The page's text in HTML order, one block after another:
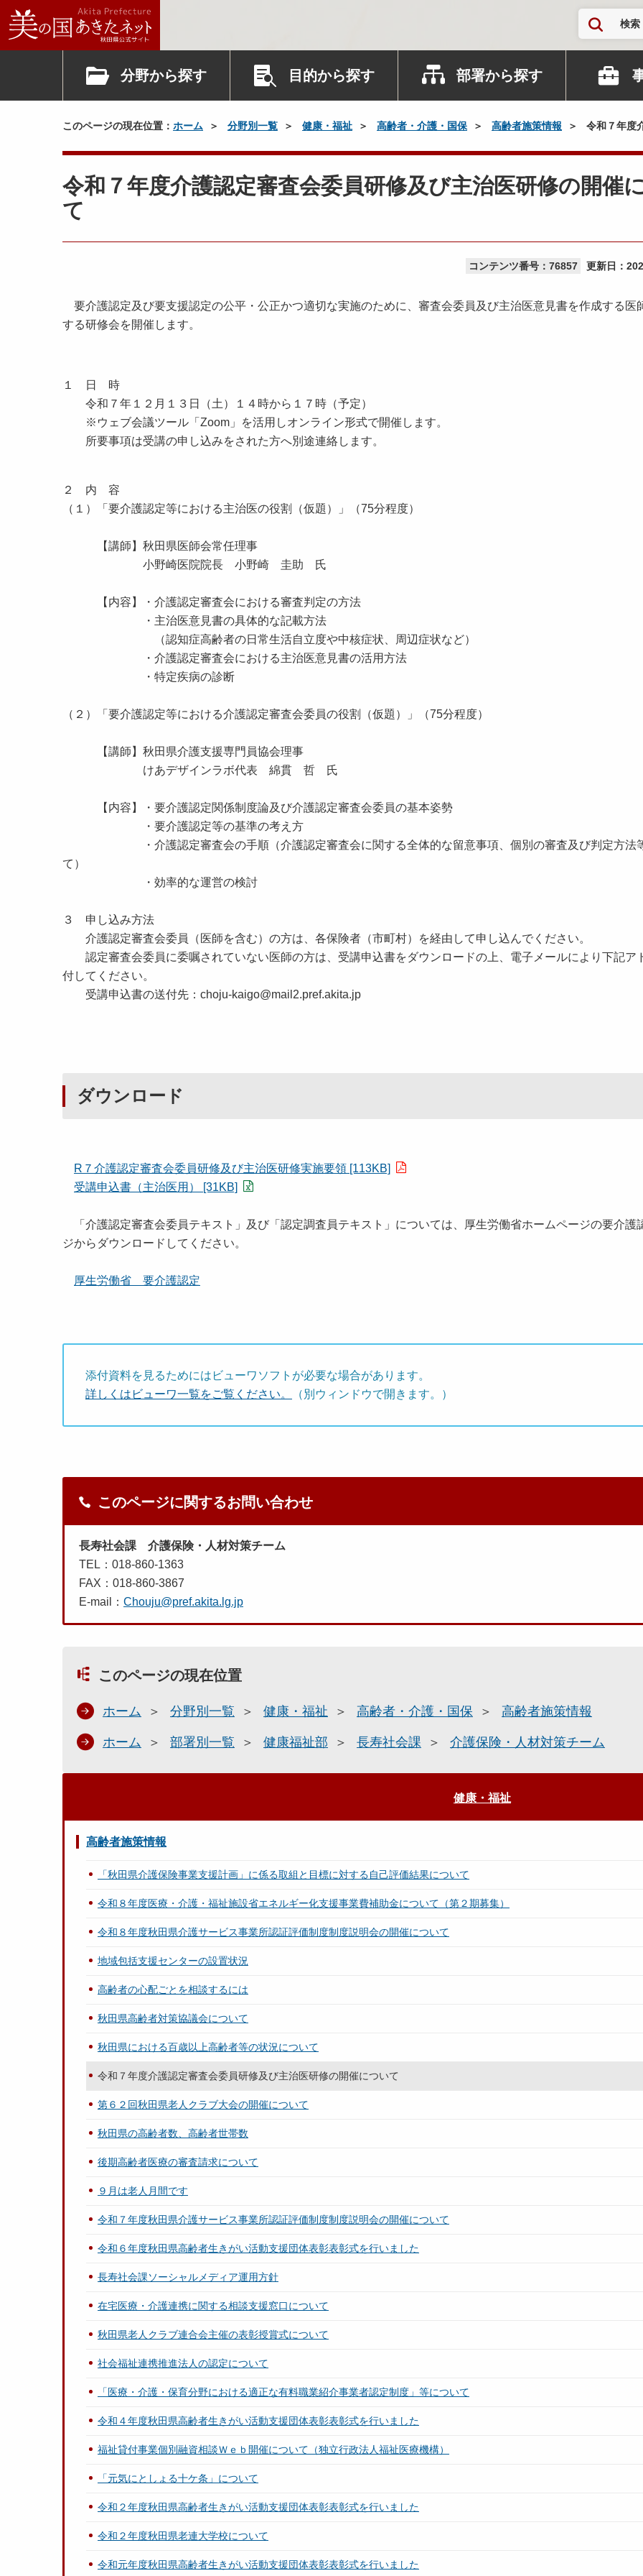
検索
分野から探す 目的から探す 部署から探す
このページの現在位置： ホーム 分野別一覧 健康・福祉 高齢者・介護・国保 高齢者施策情報 令和７年度
令和７年度介護認定審査会委員研修及び主治医研修の開催
て
コンテンツ番号：76857 更新日：
要介護認定及び要支援認定の公平・公正かつ適切な実施のために、審査会委員及び主治医意見書を作成する医
する研修会を開催します。
１ 日 時
令和７年１２月１３日（土）１４時から１７時（予定）
※ウェブ会議ツール「Zoom」を活用しオンライン形式で開催します。
所要事項は受講の申し込みをされた方へ別途連絡します。
２ 内 容
（１）「要介護認定等における主治医の役割（仮題）」（75分程度）
【講師】秋田県医師会常任理事
小野崎医院院長 小野崎 圭助 氏
【内容】・介護認定審査会における審査判定の方法
・主治医意見書の具体的な記載方法
（認知症高齢者の日常生活自立度や中核症状、周辺症状など）
・介護認定審査会における主治医意見書の活用方法
・特定疾病の診断
（２）「要介護認定等における介護認定審査会委員の役割（仮題）」（75分程度）
【講師】秋田県介護支援専門員協会理事
けあデザインラボ代表 綿貫 哲 氏
【内容】・要介護認定関係制度論及び介護認定審査会委員の基本姿勢
・要介護認定等の基準の考え方
・介護認定審査会の手順（介護認定審査会に関する全体的な留意事項、個別の審査及び判定方法
て）
・効率的な運営の検討
３ 申し込み方法
介護認定審査会委員（医師を含む）の方は、各保険者（市町村）を経由して申し込んでください。
認定審査会委員に委嘱されていない医師の方は、受講申込書をダウンロードの上、電子メールにより下記ア
付してください。
受講申込書の送付先：choju-kaigo@mail2.pref.akita.jp
ダウンロード
R７介護認定審査会委員研修及び主治医研修実施要領 [113KB]
受講申込書（主治医用） [31KB]
「介護認定審査会委員テキスト」及び「認定調査員テキスト」については、厚生労働省ホームページの要介護
ジからダウンロードしてください。
厚生労働省 要介護認定
添付資料を見るためにはビューワソフトが必要な場合があります。
詳しくはビューワ一覧をご覧ください。
（別ウィンドウで開きます。）
このページに関するお問い合わせ
長寿社会課 介護保険・人材対策チーム
TEL：018-860-1363
FAX：018-860-3867
E-mail： Chouju@pref.akita.lg.jp
このページの現在位置
ホーム 分野別一覧 健康・福祉 高齢者・介護・国保 高齢者施策情報
ホーム 部署別一覧 健康福祉部 長寿社会課 介護保険・人材対策チーム
健康・福祉
高齢者施策情報
「秋田県介護保険事業支援計画」に係る取組と目標に対する自己評価結果について
令和８年度医療・介護・福祉施設省エネルギー化支援事業費補助金について（第２期募集）
令和８年度秋田県介護サービス事業所認証評価制度制度説明会の開催について
地域包括支援センターの設置状況
高齢者の心配ごとを相談するには
秋田県高齢者対策協議会について
秋田県における百歳以上高齢者等の状況について
令和７年度介護認定審査会委員研修及び主治医研修の開催について
第６２回秋田県老人クラブ大会の開催について
秋田県の高齢者数、高齢者世帯数
後期高齢者医療の審査請求について
９月は老人月間です
令和７年度秋田県介護サービス事業所認証評価制度制度説明会の開催について
令和６年度秋田県高齢者生きがい活動支援団体表彰表彰式を行いました
長寿社会課ソーシャルメディア運用方針
在宅医療・介護連携に関する相談支援窓口について
秋田県老人クラブ連合会主催の表彰授賞式について
社会福祉連携推進法人の認定について
「医療・介護・保育分野における適正な有料職業紹介事業者認定制度」等について
令和４年度秋田県高齢者生きがい活動支援団体表彰表彰式を行いました
福祉貸付事業個別融資相談Ｗｅｂ開催について（独立行政法人福祉医療機構）
「元気にとしょる十ケ条」について
令和２年度秋田県高齢者生きがい活動支援団体表彰表彰式を行いました
令和２年度秋田県老連大学校について
令和元年度秋田県高齢者生きがい活動支援団体表彰表彰式を行いました